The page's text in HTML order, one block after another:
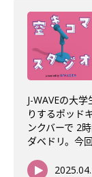
J-WAVEの大
りするポッド
ンクバーで 2
ダベドリ。今